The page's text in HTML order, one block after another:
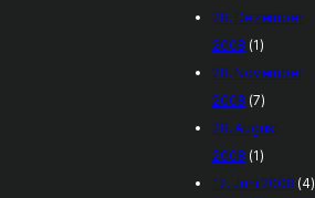
28. Dezember
2008 (1)
28. November
2008 (7)
28. August
2008 (1)
12. Juni 2008 (4)